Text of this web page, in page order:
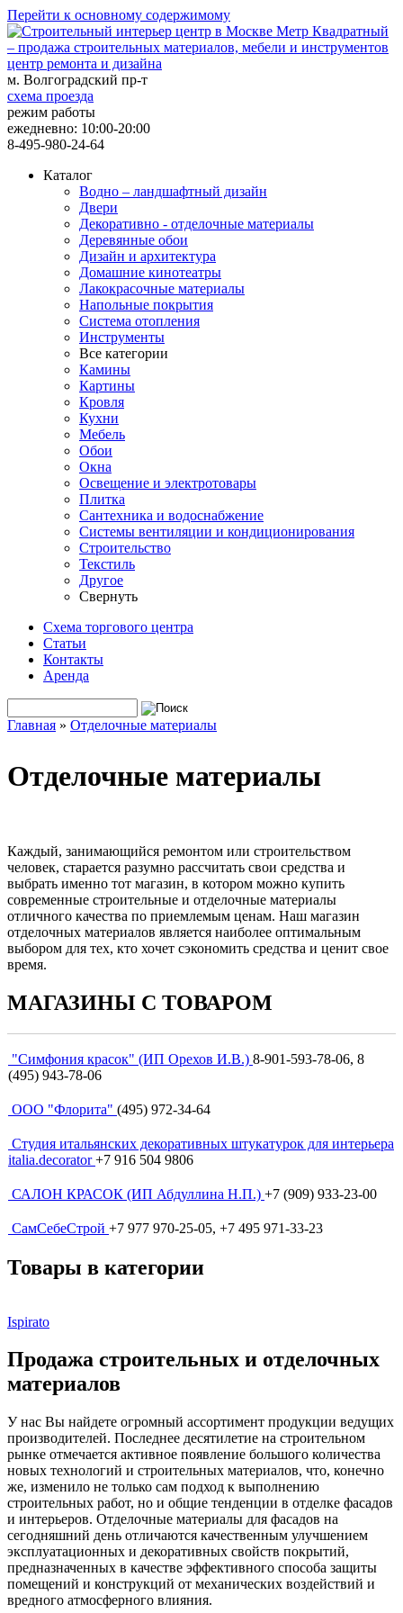
Перейти к основному содержимому
центр ремонта и дизайна
м. Волгоградский пр-т
схема проезда
режим работы
ежедневно: 10:00-20:00
8-495-980-24-64
Каталог
Водно – ландшафтный дизайн
Двери
Декоративно - отделочные материалы
Деревянные обои
Дизайн и архитектура
Домашние кинотеатры
Лакокрасочные материалы
Напольные покрытия
Система отопления
Инструменты
Все категории
Камины
Картины
Кровля
Кухни
Мебель
Обои
Окна
Освещение и электротовары
Плитка
Сантехника и водоснабжение
Системы вентиляции и кондиционирования
Строительство
Текстиль
Другое
Свернуть
Схема торгового центра
Статьи
Контакты
Аренда
Форма поиска
Главная » Отделочные материалы
Отделочные материалы
Каждый, занимающийся ремонтом или строительством
человек, старается разумно рассчитать свои средства и
выбрать именно тот магазин, в котором можно купить
современные строительные и отделочные материалы
отличного качества по приемлемым ценам. Наш магазин
отделочных материалов является наиболее оптимальным
выбором для тех, кто хочет сэкономить средства и ценит свое
время.
МАГАЗИНЫ С ТОВАРОМ
"Симфония красок" (ИП Орехов И.В.) 8-901-593-78-06, 8
(495) 943-78-06
ООО "Флорита" (495) 972-34-64
Студия итальянских декоративных штукатурок для интерьера
italia.decorator+7 916 504 9806
САЛОН КРАСОК (ИП Абдуллина Н.П.) +7 (909) 933-23-00
СамСебеСтрой +7 977 970-25-05, +7 495 971-33-23
Товары в категории
Ispirato
Продажа строительных и отделочных
материалов
У нас Вы найдете огромный ассортимент продукции ведущих
производителей. Последнее десятилетие на строительном
рынке отмечается активное появление большого количества
новых технологий и строительных материалов, что, конечно
же, изменило не только сам подход к выполнению
строительных работ, но и общие тенденции в отделке фасадов
и интерьеров. Отделочные материалы для фасадов на
сегодняшний день отличаются качественным улучшением
эксплуатационных и декоративных свойств покрытий,
предназначенных в качестве эффективного способа защиты
помещений и конструкций от механических воздействий и
вредного атмосферного влияния.